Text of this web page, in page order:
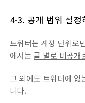
4-3. 공개 범위 설정
트위터는 계정 단위로
에서는 글 별로 비공개
그 외에도 트위터에 없
니다.